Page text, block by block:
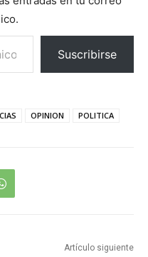
Suscribirse
OPINION POLITICA
Artículo siguiente